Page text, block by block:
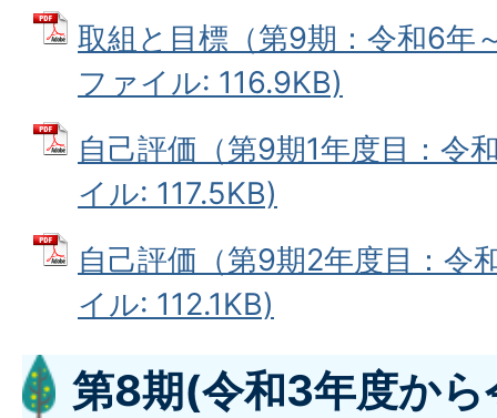
取組と目標（第9期：令和6年
ファイル: 116.9KB)
自己評価（第9期1年度目：令
イル: 117.5KB)
自己評価（第9期2年度目：令
イル: 112.1KB)
第8期(令和3年度か